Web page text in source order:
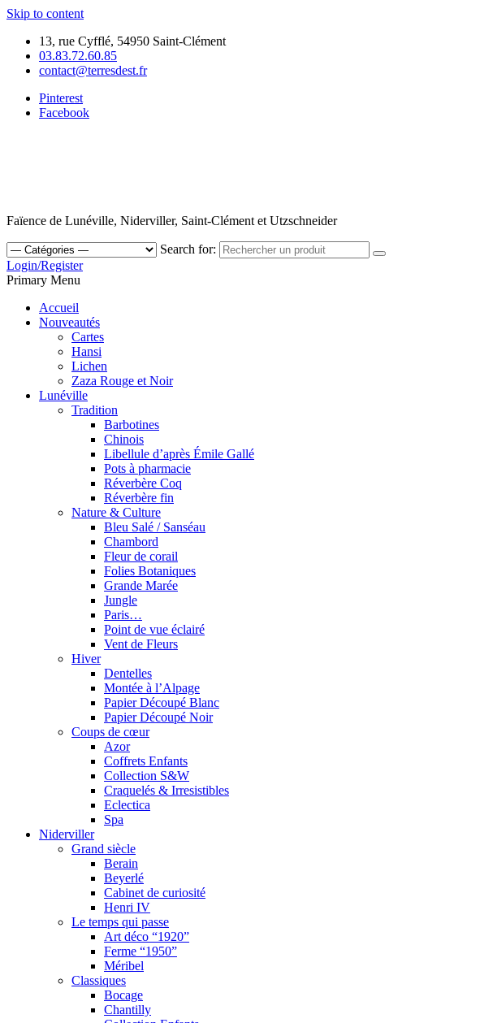
Skip to content
13, rue Cyfflé, 54950 Saint-Clément
03.83.72.60.85
contact@terresdest.fr
Pinterest
Facebook
Faïence de Lunéville, Niderviller, Saint-Clément et Utzschneider
Search for:
Login/Register
Primary Menu
Accueil
Nouveautés
Cartes
Hansi
Lichen
Zaza Rouge et Noir
Lunéville
Tradition
Barbotines
Chinois
Libellule d’après Émile Gallé
Pots à pharmacie
Réverbère Coq
Réverbère fin
Nature & Culture
Bleu Salé / Sanséau
Chambord
Fleur de corail
Folies Botaniques
Grande Marée
Jungle
Paris…
Point de vue éclairé
Vent de Fleurs
Hiver
Dentelles
Montée à l’Alpage
Papier Découpé Blanc
Papier Découpé Noir
Coups de cœur
Azor
Coffrets Enfants
Collection S&W
Craquelés & Irresistibles
Eclectica
Spa
Niderviller
Grand siècle
Berain
Beyerlé
Cabinet de curiosité
Henri IV
Le temps qui passe
Art déco “1920”
Ferme “1950”
Méribel
Classiques
Bocage
Chantilly